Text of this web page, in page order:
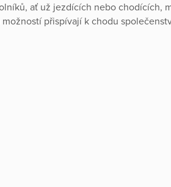
ať už jezdících nebo chodících,
přispívají k chodu